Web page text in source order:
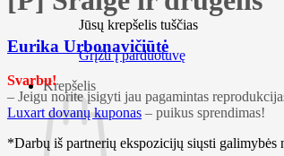
Jūsų krepšelis tuščias
Grįžti į parduotuvę
Krepšelis
Eurika Urbonavičiūtė
Svarbu!
– Jeigu norite įsigyti jau pagamintas
Luxart dovanų kuponas – puikus sprendimas!
*Darbų iš partnerių ekspozicijų siųsti galimybės